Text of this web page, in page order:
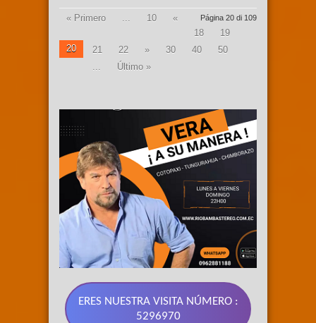
Página 20 di 109
« Primero ... 10
«
18
19
20
21 22 » 30 40
50
...
Último »
ERES NUESTRA VISITA NÚMERO :
5296970